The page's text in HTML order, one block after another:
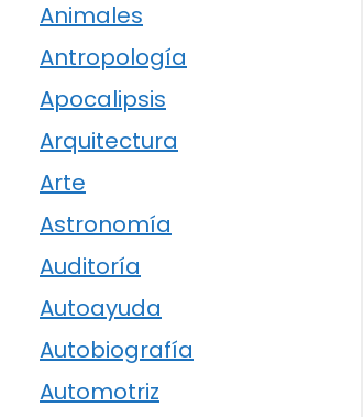
Animales
Antropología
Apocalipsis
Arquitectura
Arte
Astronomía
Auditoría
Autoayuda
Autobiografía
Automotriz